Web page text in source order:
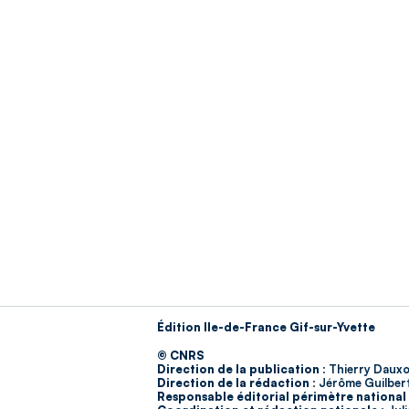
Édition Ile-de-France Gif-sur-Yvette
© CNRS
Direction de la publication : Thierry
Direction de la rédaction : Jérôme
Responsable éditorial périmètre national